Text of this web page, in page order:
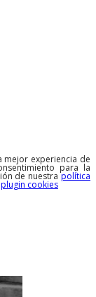
mejor experiencia de
para la
de nuestrapolítica
plugin cookies